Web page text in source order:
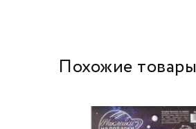
Похожие товары